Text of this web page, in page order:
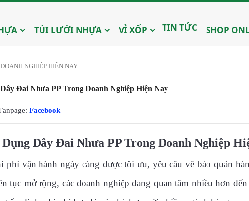
TÚI LƯỚI NHỰA VỈ XỐP TIN TỨC SHOP
NGHIỆP HIỆN NAY
Đai Nhưa PP Trong Doanh Nghiệp Hiện Nay
Facebook
Dây Đai Nhưa PP Trong Doanh Nghiệp
phí vận hành ngày càng được tối ưu, yêu cầu về bảo quản
tục mở rộng, các doanh nghiệp đang quan tâm nhiều hơn